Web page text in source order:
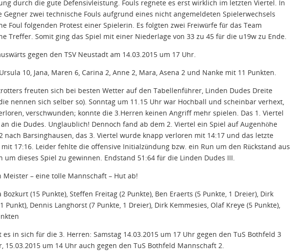
durch die gute Defensivleistung. Fouls regnete es erst wirklich im letzten Viertel. In
zwei technische Fouls aufgrund eines nicht angemeldeten Spielerwechsels
Foul folgenden Protest einer Spielerin. Es folgten zwei Freiwürfe für das Team
Treffer. Somit ging das Spiel mit einer Niederlage von 33 zu 45 für die u19w zu Ende.
gegen den TSV Neustadt am 14.03.2015 um 17 Uhr.
10, Jana, Maren 6, Carina 2, Anne 2, Mara, Asena 2 und Nanke mit 11 Punkten.
freuten sich bei besten Wetter auf den Tabellenführer, Linden Dudes Dreite
nennen sich selber so). Sonntag um 11.15 Uhr war Hochball und scheinbar verhext,
verschwunden; konnte die 3.Herren keinen Angriff mehr spielen. Das 1. Viertel
die Dudes. Unglaublich! Dennoch fand ab dem 2. Viertel ein Spiel auf Augenhöhe
nach Barsinghausen, das 3. Viertel wurde knapp verloren mit 14:17 und das letzte
17:16. Leider fehlte die offensive Initialzündung bzw. ein Run um den Rückstand aus
dieses Spiel zu gewinnen. Endstand 51:64 für die Linden Dudes III.
– eine tolle Mannschaft – Hut ab!
(15 Punkte), Steffen Freitag (2 Punkte), Ben Eraerts (5 Punkte, 1 Dreier), Dirk
Punkt), Dennis Langhorst (7 Punkte, 1 Dreier), Dirk Kemmesies, Olaf Kreye (5 Punkte),
in sich für die 3. Herren: Samstag 14.03.2015 um 17 Uhr gegen den TuS Bothfeld 3
um 14 Uhr auch gegen den TuS Bothfeld Mannschaft 2.